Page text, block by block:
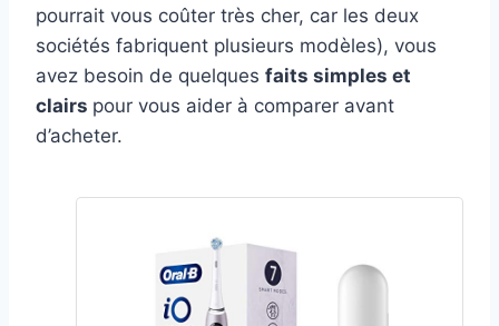
pourrait vous coûter très cher, car les deux
sociétés fabriquent plusieurs modèles), vous
avez besoin de quelques faits simples et
clairs pour vous aider à comparer avant
d’acheter.